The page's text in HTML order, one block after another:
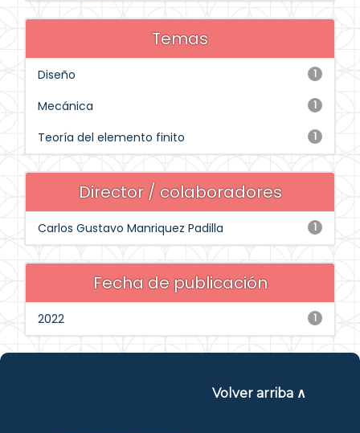
Temas
1
Diseño
1
Mecánica
1
Teoría del elemento finito
Director / colaboradores
1
Carlos Gustavo Manriquez Padilla
Fecha de publicación
1
2022
Volver arriba ∧